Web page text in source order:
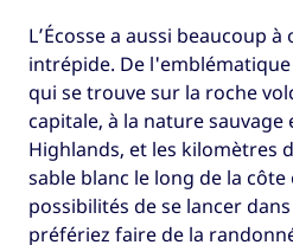
L’Écosse a aussi beaucoup
intrépide. De
qui se trouve sur la roche
capitale, à la nature
Highlands, et les kilomètres
sable blanc le long de la
possibilités de se lancer
préfériez faire de la